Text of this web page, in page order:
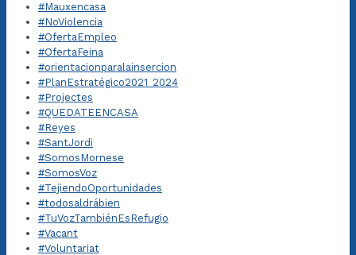
#Mauxencasa
#NoViolencia
#OfertaEmpleo
#OfertaFeina
#orientacionparalainsercion
#PlanEstratégico2021_2024
#Projectes
#QUEDATEENCASA
#Reyes
#SantJordi
#SomosMornese
#SomosVoz
#TejiendoOportunidades
#todosaldrábien
#TuVozTambiénEsRefugio
#Vacant
#Voluntariat